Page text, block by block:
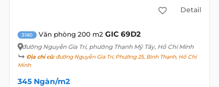
Detail
3180 Văn phòng 200 m2 GIC 69D2
đường Nguyễn Gia Trí, phường Thạnh Mỹ Tây, Hồ Chí Minh
Địa chỉ cũ:đường Nguyễn Gia Trí, Phường 25, Bình Thạnh, Hồ Chí
Minh
345 Ngàn/m2